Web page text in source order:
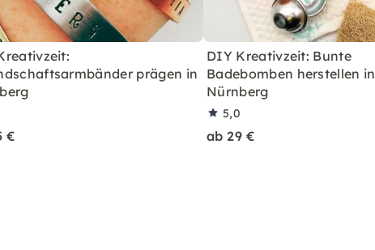
prägen in
€
DIY Kreativzeit: Bunte
Badebomben herstellen in
Nürnberg
5,0
ab 29 €